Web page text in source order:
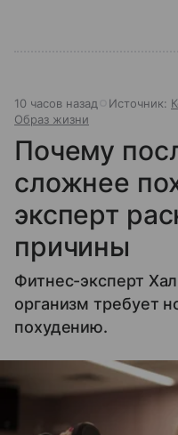
10 часов назад Источник:
Образ жизни
Почему
сложнее
эксперт
причины
Фитнес-эксперт
организм требует
похудению.